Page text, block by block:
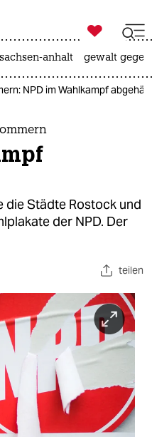

taz zahl ich
anhalt gewalt
NPD im Wahlkampf
die Städte Rostock und
der NPD. Der
teilen